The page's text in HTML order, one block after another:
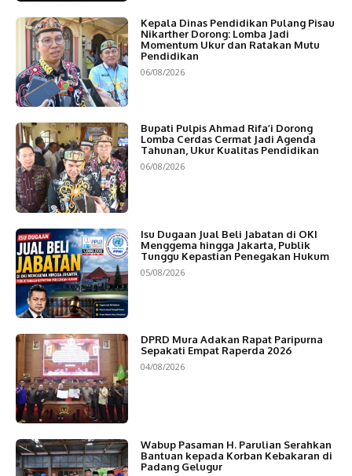
Kepala Dinas Pendidikan Pulang Pisau
Nikarther Dorong: Lomba Jadi
Momentum Ukur dan Ratakan Mutu
Pendidikan
06/08/2026
Bupati Pulpis Ahmad Rifa’i Dorong
Lomba Cerdas Cermat Jadi Agenda
Tahunan, Ukur Kualitas Pendidikan
06/08/2026
Isu Dugaan Jual Beli Jabatan di OKI
Menggema hingga Jakarta, Publik
Tunggu Kepastian Penegakan Hukum
05/08/2026
DPRD Mura Adakan Rapat Paripurna
Sepakati Empat Raperda 2026
04/08/2026
Wabup Pasaman H. Parulian Serahkan
Bantuan kepada Korban Kebakaran di
Padang Gelugur